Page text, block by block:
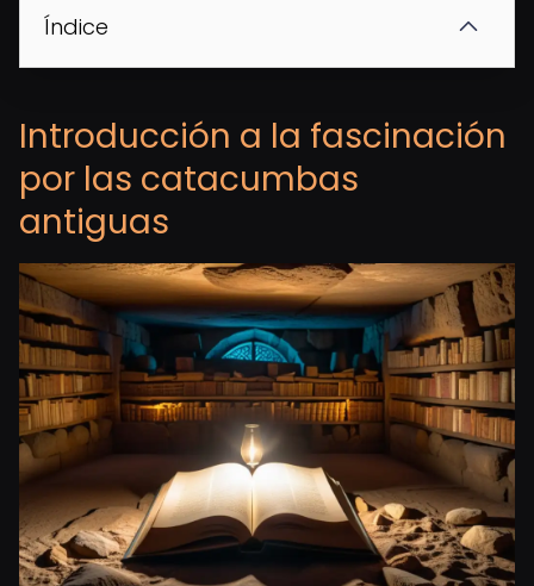
Índice
Introducción a la fascinación
por las catacumbas
antiguas